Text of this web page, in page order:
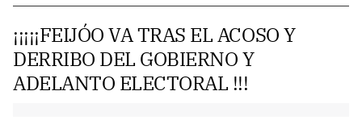
¡¡¡¡¡FEIJÓO VA TRAS EL ACOSO Y
DERRIBO DEL GOBIERNO Y
ADELANTO ELECTORAL !!!